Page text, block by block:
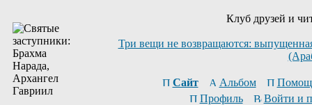
Клуб друзей и
Три вещи не возвращаются:
Сайт Альбом
Профиль
Войти и